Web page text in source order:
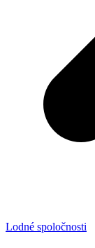
Lodné spoločnosti